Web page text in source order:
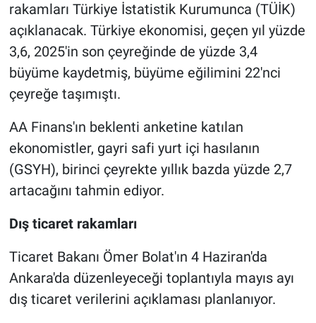
rakamları Türkiye İstatistik Kurumunca (TÜİK)
açıklanacak. Türkiye ekonomisi, geçen yıl yüzde
3,6, 2025'in son çeyreğinde de yüzde 3,4
büyüme kaydetmiş, büyüme eğilimini 22'nci
çeyreğe taşımıştı.
AA Finans'ın beklenti anketine katılan
ekonomistler, gayri safi yurt içi hasılanın
(GSYH), birinci çeyrekte yıllık bazda yüzde 2,7
artacağını tahmin ediyor.
Dış ticaret rakamları
Ticaret Bakanı Ömer Bolat'ın 4 Haziran'da
Ankara'da düzenleyeceği toplantıyla mayıs ayı
dış ticaret verilerini açıklaması planlanıyor.